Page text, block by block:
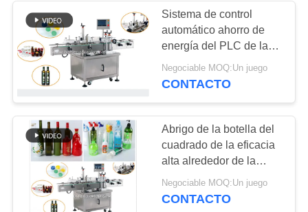
máquina que
capsula linear
12
Sistema de control
automático ahorro de
energía del PLC de la
máquina del aplicador
de la etiqueta engomada
Negociable MOQ:Un juego
CONTACTO
Abrigo de la botella del
cuadrado de la eficacia
alta alrededor de la
máquina de etiquetado
vida de servicio larga
Negociable MOQ:Un juego
CONTACTO